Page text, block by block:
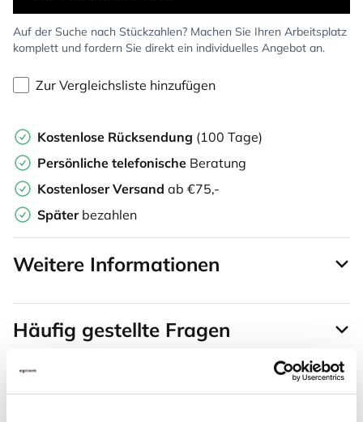
Auf der Suche nach Stückzahlen? Machen Sie Ihren Arbeitsplatz
komplett und fordern Sie direkt ein individuelles Angebot an.
Zur Vergleichsliste hinzufügen
Kostenlose Rücksendung (100 Tage)
Persönliche telefonische Beratung
Kostenloser Versand ab €75,-
Später bezahlen
Weitere Informationen
Häufig gestellte Fragen